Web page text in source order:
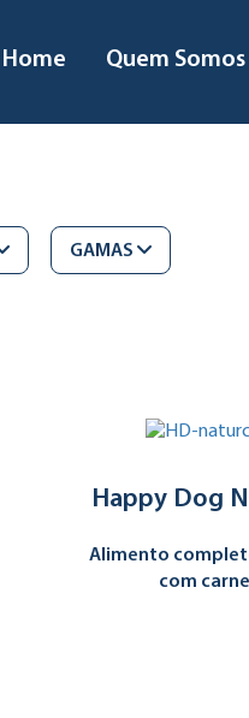
Home Quem Somos
GAMAS
Happy Dog
Alimento
com